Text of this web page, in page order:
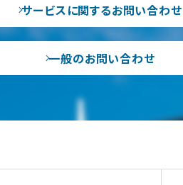
貨物海上保険の付保委任
サービス
貨物引取・配車マッチン
ビス NAIGAI CARGO
航
る
す
サービスに関するお問い合わせ
一般のお問い合わせ